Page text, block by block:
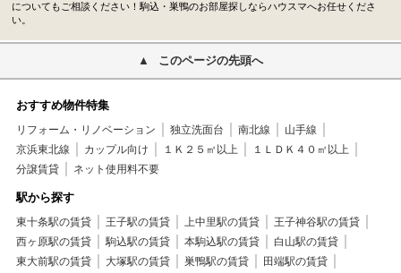
についてもご相談ください！駒込・巣鴨のお部屋探しならハウスマへお任せくださ
い。
このページの先頭へ
おすすめ物件特集
リフォーム・リノベーション 独立洗面台 南北線
山手線
京浜東北線
カップル向け １Ｋ２５㎡以上
１ＬＤＫ４０㎡以上
分譲賃貸
ネット使用料不要
駅から探す
東十条駅の賃貸 王子駅の賃貸 上中里駅の賃貸
王子神谷駅の賃貸
西ヶ原駅の賃貸
駒込駅の賃貸 本駒込駅の賃貸
白山駅の賃貸
東大前駅の賃貸
大塚駅の賃貸 巣鴨駅の賃貸
田端駅の賃貸